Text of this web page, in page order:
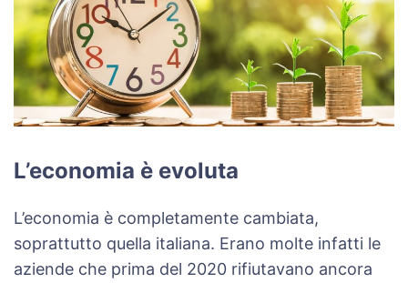
L’economia è evoluta
L’economia è completamente cambiata,
soprattutto quella italiana. Erano molte infatti le
aziende che prima del 2020 rifiutavano ancora